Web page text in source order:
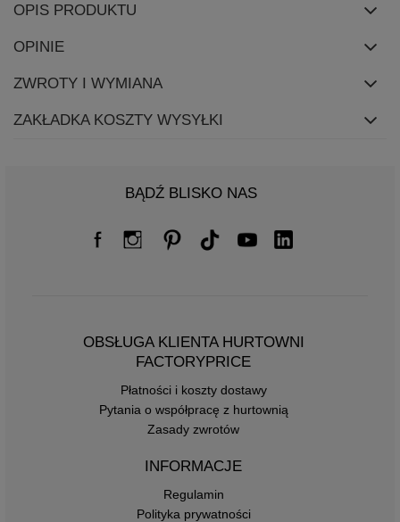
OPIS PRODUKTU
OPINIE
ZWROTY I WYMIANA
ZAKŁADKA KOSZTY WYSYŁKI
BĄDŹ BLISKO NAS
OBSŁUGA KLIENTA HURTOWNI
FACTORYPRICE
Płatności i koszty dostawy
Pytania o współpracę z hurtownią
Zasady zwrotów
INFORMACJE
Regulamin
Polityka prywatności